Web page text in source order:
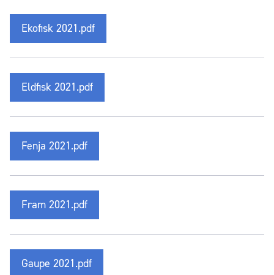
Ekofisk 2021.pdf
Eldfisk 2021.pdf
Fenja 2021.pdf
Fram 2021.pdf
Gaupe 2021.pdf